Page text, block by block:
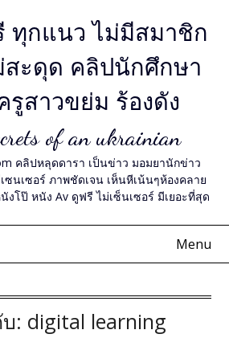
ทุกแนว ไม่มีสมาชิก
ะดุด คลิปนักศึกษา
รูสาวขย่ม ร้องดัง
of an ukrainian
คลิปหลุดดารา เป็นข่าว มอมยานักข่าว
ซนเซอร์ ภาพชัดเจน เห็นหีเน้นๆห้องคลาย
งโป๊ หนัง Av ดูฟรี ไม่เซ็นเซอร์ มีเยอะที่สุด
Menu
: digital learning